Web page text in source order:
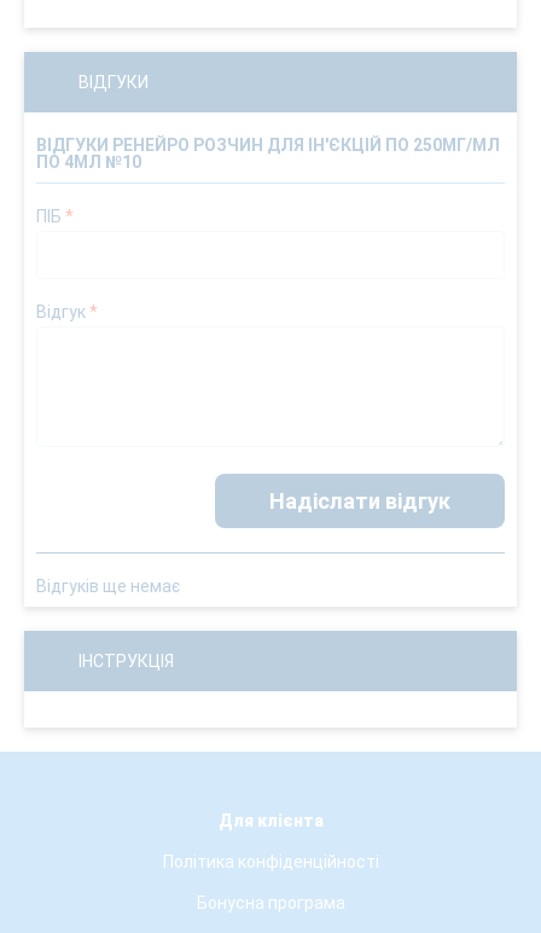
ВІДГУКИ
ВІДГУКИ РЕНЕЙРО РОЗЧИН ДЛЯ ІН'ЄКЦІЙ ПО 250МГ/МЛ
ПО 4МЛ №10
ПІБ *
Відгук*
Надіслати відгук
Відгуків ще немає
ІНСТРУКЦІЯ
Для клієнта
Політика конфіденційності
Бонусна програма